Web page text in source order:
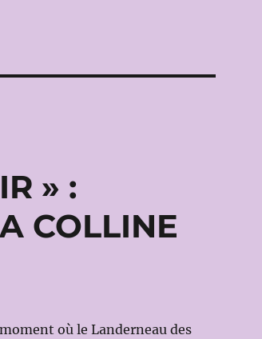
» :
COLLINE
où le Landerneau des